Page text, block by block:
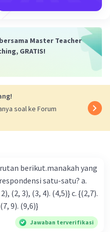
Master Teacher
GRATIS!
soal ke Forum
berikut.manakah yang
(5,7). (7, 9). (9,6)}
Jawaban terverifikasi